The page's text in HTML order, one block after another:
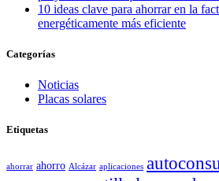
10 ideas clave para ahorrar en la
energéticamente más eficiente
Categorías
Noticias
Placas solares
Etiquetas
ahorrar ahorro Alcázar aplicaciones